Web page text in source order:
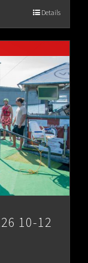
Details
10-12